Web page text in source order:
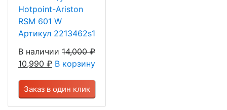
Hotpoint-Ariston
RSM 601 W
Артикул 2213462s1
В наличии 14,000₽
10,990 ₽ В корзину
Заказ в один клик